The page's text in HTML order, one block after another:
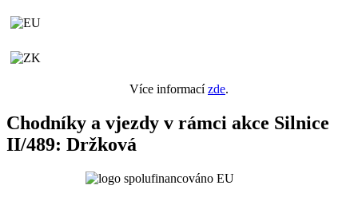
Více informacízde.
Chodníky a vjezdy v rámci akce Silnice
II/489: Držková